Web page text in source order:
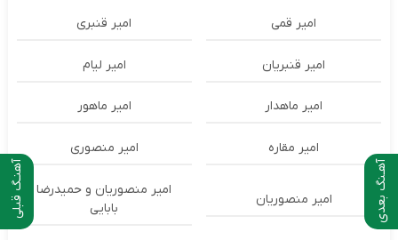
آهنـگ قبلی آهـنگ بعدی
امیر قمی امیر قنبری
امیر قنبریان امیر لیام
امیر ماهدار امیر ماهور
امیر مقاره امیر منصوری
امیر منصوریان
امیر منصوریان و حمیدرضا
بابایی